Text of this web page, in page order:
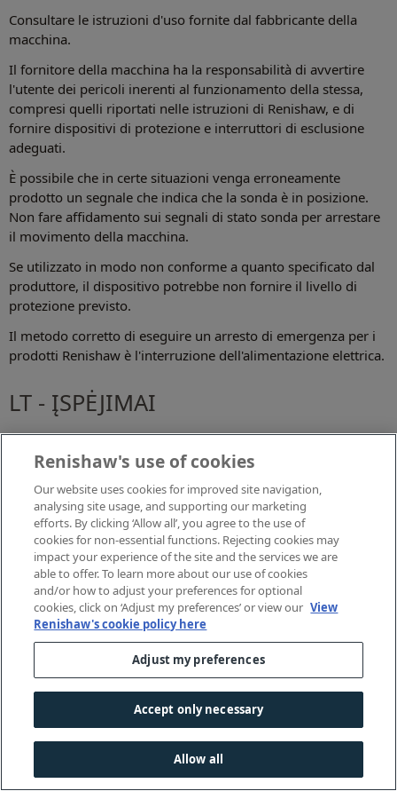
Consultare le istruzioni d'uso fornite dal fabbricante della
macchina.
Il fornitore della macchina ha la responsabilità di avvertire
l'utente dei pericoli inerenti al funzionamento della stessa,
compresi quelli riportati nelle istruzioni di Renishaw, e di
fornire dispositivi di protezione e interruttori di esclusione
adeguati.
È possibile che in certe situazioni venga erroneamente
prodotto un segnale che indica che la sonda è in posizione.
Non fare affidamento sui segnali di stato sonda per arrestare
il movimento della macchina.
Se utilizzato in modo non conforme a quanto specificato dal
produttore, il dispositivo potrebbe non fornire il livello di
protezione previsto.
Il metodo corretto di eseguire un arresto di emergenza per i
prodotti Renishaw è l'interruzione dell'alimentazione elettrica.
LT - ĮSPĖJIMAI
Kai ant gaminio rodomas simbolis
, naudotojas privalo
naudotojo vadove.
Tarp judančių detalių bei tarp judančių ir statiškų detalių
pakliuvę daiktai gali būti suspausti. Nelaikykite zondo
galvutės veikiant įrenginiui ar keisdami zondą rankiniu būdu.
Saugokitės netikėtų judesių. Naudotojui nerekomenduojama
atidaryti veikiančios zondo galvutės / ilgintuvo / zondų
junginio gaubto.
Dirbant visus darbus, naudojant įrenginio įrankius ar valant ir
tinklo, nėra detalių, kurias galėtų remontuoti pats naudotojas.
Grąžinkite sugedusius prietaisus „Renishaw” klientų
Renishaw's use of cookies
Our website uses cookies for improved site navigation,
analysing site usage, and supporting our marketing
efforts. By clicking ‘Allow all’, you agree to the use of
cookies for non-essential functions. Rejecting cookies may
impact your experience of the site and the services we are
able to offer. To learn more about our use of cookies
and/or how to adjust your preferences for optional
cookies, click on ‘Adjust my preferences’ or view our View
Renishaw's cookie policy here
Adjust my preferences
Accept only necessary
Allow all